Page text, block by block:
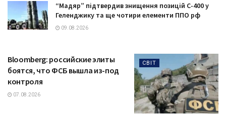
“Мадяр” підтвердив знищення позицій С-400 у
Геленджику та ще чотири елементи ППО рф
09.08.2026
СВІТ
Bloomberg: российские элиты
боятся, что ФСБ вышла из-под
контроля
07.08.2026